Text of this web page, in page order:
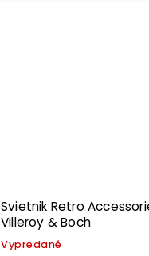
Svietnik Retro
Villeroy & Boch
Vypredané